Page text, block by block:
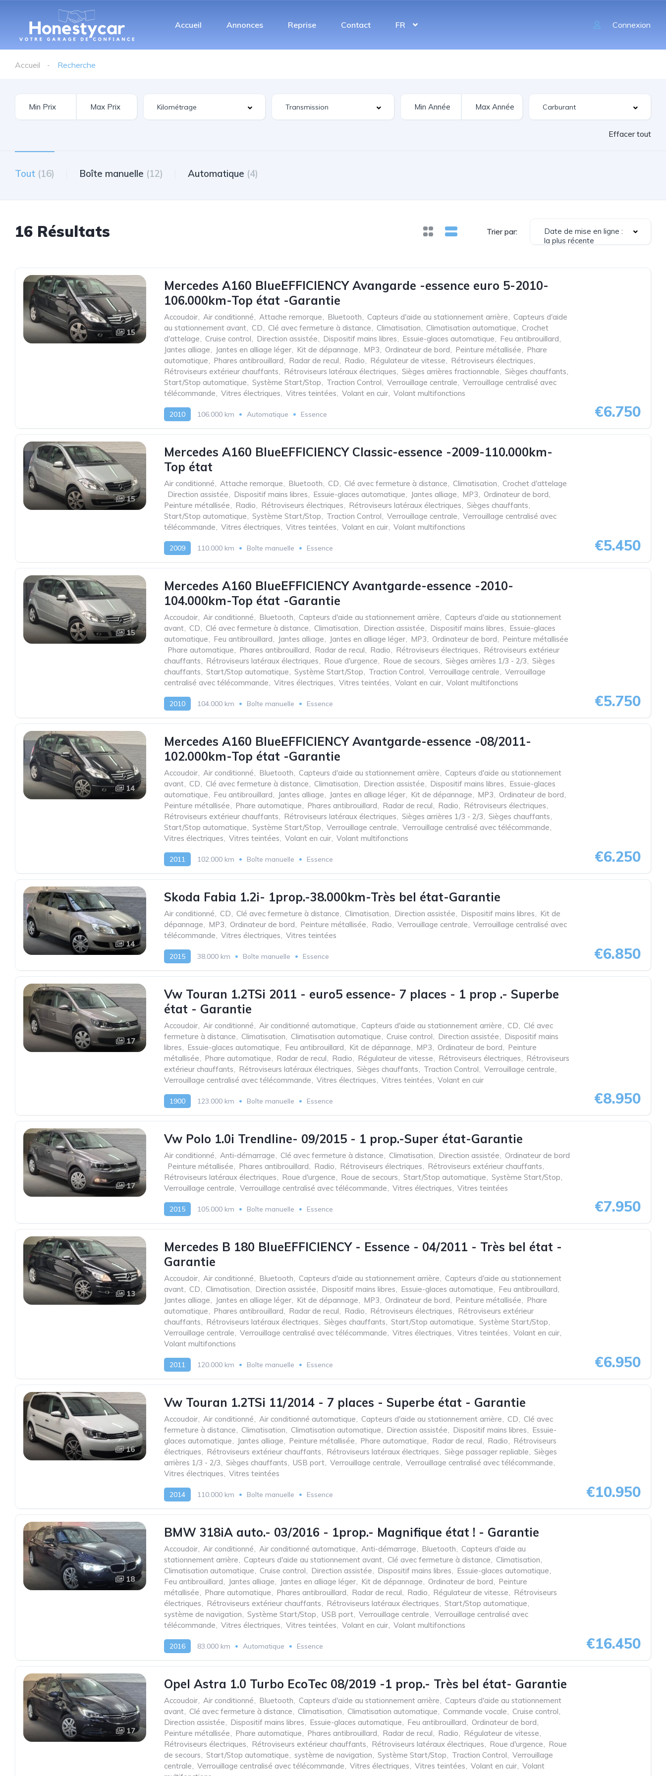
Accueil Annonces Reprise Contact FR Connexion
Accueil Recherche
Effacer tout
Tout (16) Boîte manuelle (12) Automatique (4)
16 Résultats Trier par:
Date de mise en ligne :
la plus récente
15
Mercedes A160 BlueEFFICIENCY Avangarde -essence euro 5-2010-
106.000km-Top état -Garantie
Accoudoir, Air conditionné, Attache remorque, Bluetooth, Capteurs d'aide au stationnement arrière, Capteurs d'aide
au stationnement avant, CD, Clé avec fermeture à distance, Climatisation, Climatisation automatique, Crochet
d'attelage, Cruise control, Direction assistée, Dispositif mains libres, Essuie-glaces automatique, Feu antibrouillard,
Jantes alliage, Jantes en alliage léger, Kit de dépannage, MP3, Ordinateur de bord, Peinture métallisée, Phare
automatique, Phares antibrouillard, Radar de recul, Radio, Régulateur de vitesse, Rétroviseurs électriques,
Rétroviseurs extérieur chauffants, Rétroviseurs latéraux électriques, Sièges arrières fractionnable, Sièges chauffants,
Start/Stop automatique, Système Start/Stop, Traction Control, Verrouillage centrale, Verrouillage centralisé avec
télécommande, Vitres électriques, Vitres teintées, Volant en cuir, Volant multifonctions
2010 106.000 km Automatique Essence €6.750
15
Mercedes A160 BlueEFFICIENCY Classic-essence -2009-110.000km-
Top état
Air conditionné, Attache remorque, Bluetooth, CD, Clé avec fermeture à distance, Climatisation, Crochet d'attelage
Direction assistée, Dispositif mains libres, Essuie-glaces automatique, Jantes alliage, MP3, Ordinateur de bord,
Peinture métallisée, Radio, Rétroviseurs électriques, Rétroviseurs latéraux électriques, Sièges chauffants,
Start/Stop automatique, Système Start/Stop, Traction Control, Verrouillage centrale, Verrouillage centralisé avec
télécommande, Vitres électriques, Vitres teintées, Volant en cuir, Volant multifonctions
2009 110.000 km Boîte manuelle Essence €5.450
15
Mercedes A160 BlueEFFICIENCY Avantgarde-essence -2010-
104.000km-Top état -Garantie
Accoudoir, Air conditionné, Bluetooth, Capteurs d'aide au stationnement arrière, Capteurs d'aide au stationnement
avant, CD, Clé avec fermeture à distance, Climatisation, Direction assistée, Dispositif mains libres, Essuie-glaces
automatique, Feu antibrouillard, Jantes alliage, Jantes en alliage léger, MP3, Ordinateur de bord, Peinture métallisée
Phare automatique, Phares antibrouillard, Radar de recul, Radio, Rétroviseurs électriques, Rétroviseurs extérieur
chauffants, Rétroviseurs latéraux électriques, Roue d'urgence, Roue de secours, Sièges arrières 1/3 - 2/3, Sièges
chauffants, Start/Stop automatique, Système Start/Stop, Traction Control, Verrouillage centrale, Verrouillage
centralisé avec télécommande, Vitres électriques, Vitres teintées, Volant en cuir, Volant multifonctions
2010 104.000 km Boîte manuelle Essence €5.750
14
Mercedes A160 BlueEFFICIENCY Avantgarde-essence -08/2011-
102.000km-Top état -Garantie
Accoudoir, Air conditionné, Bluetooth, Capteurs d'aide au stationnement arrière, Capteurs d'aide au stationnement
avant, CD, Clé avec fermeture à distance, Climatisation, Direction assistée, Dispositif mains libres, Essuie-glaces
automatique, Feu antibrouillard, Jantes alliage, Jantes en alliage léger, Kit de dépannage, MP3, Ordinateur de bord,
Peinture métallisée, Phare automatique, Phares antibrouillard, Radar de recul, Radio, Rétroviseurs électriques,
Rétroviseurs extérieur chauffants, Rétroviseurs latéraux électriques, Sièges arrières 1/3 - 2/3, Sièges chauffants,
Start/Stop automatique, Système Start/Stop, Verrouillage centrale, Verrouillage centralisé avec télécommande,
Vitres électriques, Vitres teintées, Volant en cuir, Volant multifonctions
2011 102.000 km Boîte manuelle Essence €6.250
14
Skoda Fabia 1.2i- 1prop.-38.000km-Très bel état-Garantie
Air conditionné, CD, Clé avec fermeture à distance, Climatisation, Direction assistée, Dispositif mains libres, Kit de
dépannage, MP3, Ordinateur de bord, Peinture métallisée, Radio, Verrouillage centrale, Verrouillage centralisé avec
télécommande, Vitres électriques, Vitres teintées
2015 38.000 km Boîte manuelle Essence €6.850
17
Vw Touran 1.2TSi 2011 - euro5 essence- 7 places - 1 prop .- Superbe
état - Garantie
Accoudoir, Air conditionné, Air conditionné automatique, Capteurs d'aide au stationnement arrière, CD, Clé avec
fermeture à distance, Climatisation, Climatisation automatique, Cruise control, Direction assistée, Dispositif mains
libres, Essuie-glaces automatique, Feu antibrouillard, Kit de dépannage, MP3, Ordinateur de bord, Peinture
métallisée, Phare automatique, Radar de recul, Radio, Régulateur de vitesse, Rétroviseurs électriques, Rétroviseurs
extérieur chauffants, Rétroviseurs latéraux électriques, Sièges chauffants, Traction Control, Verrouillage centrale,
Verrouillage centralisé avec télécommande, Vitres électriques, Vitres teintées, Volant en cuir
1900 123.000 km Boîte manuelle Essence €8.950
17
Vw Polo 1.0i Trendline- 09/2015 - 1 prop.-Super état-Garantie
Air conditionné, Anti-démarrage, Clé avec fermeture à distance, Climatisation, Direction assistée, Ordinateur de bord
Peinture métallisée, Phares antibrouillard, Radio, Rétroviseurs électriques, Rétroviseurs extérieur chauffants,
Rétroviseurs latéraux électriques, Roue d'urgence, Roue de secours, Start/Stop automatique, Système Start/Stop,
Verrouillage centrale, Verrouillage centralisé avec télécommande, Vitres électriques, Vitres teintées
2015 105.000 km Boîte manuelle Essence €7.950
13
Mercedes B 180 BlueEFFICIENCY - Essence - 04/2011 - Très bel état -
Garantie
Accoudoir, Air conditionné, Bluetooth, Capteurs d'aide au stationnement arrière, Capteurs d'aide au stationnement
avant, CD, Climatisation, Direction assistée, Dispositif mains libres, Essuie-glaces automatique, Feu antibrouillard,
Jantes alliage, Jantes en alliage léger, Kit de dépannage, MP3, Ordinateur de bord, Peinture métallisée, Phare
automatique, Phares antibrouillard, Radar de recul, Radio, Rétroviseurs électriques, Rétroviseurs extérieur
chauffants, Rétroviseurs latéraux électriques, Sièges chauffants, Start/Stop automatique, Système Start/Stop,
Verrouillage centrale, Verrouillage centralisé avec télécommande, Vitres électriques, Vitres teintées, Volant en cuir,
Volant multifonctions
2011 120.000 km Boîte manuelle Essence €6.950
16
Vw Touran 1.2TSi 11/2014 - 7 places - Superbe état - Garantie
Accoudoir, Air conditionné, Air conditionné automatique, Capteurs d'aide au stationnement arrière, CD, Clé avec
fermeture à distance, Climatisation, Climatisation automatique, Direction assistée, Dispositif mains libres, Essuie-
glaces automatique, Jantes alliage, Peinture métallisée, Phare automatique, Radar de recul, Radio, Rétroviseurs
électriques, Rétroviseurs extérieur chauffants, Rétroviseurs latéraux électriques, Siège passager repliable, Sièges
arrières 1/3 - 2/3, Sièges chauffants, USB port, Verrouillage centrale, Verrouillage centralisé avec télécommande,
Vitres électriques, Vitres teintées
2014 110.000 km Boîte manuelle Essence €10.950
18
BMW 318iA auto.- 03/2016 - 1prop.- Magnifique état ! - Garantie
Accoudoir, Air conditionné, Air conditionné automatique, Anti-démarrage, Bluetooth, Capteurs d'aide au
stationnement arrière, Capteurs d'aide au stationnement avant, Clé avec fermeture à distance, Climatisation,
Climatisation automatique, Cruise control, Direction assistée, Dispositif mains libres, Essuie-glaces automatique,
Feu antibrouillard, Jantes alliage, Jantes en alliage léger, Kit de dépannage, Ordinateur de bord, Peinture
métallisée, Phare automatique, Phares antibrouillard, Radar de recul, Radio, Régulateur de vitesse, Rétroviseurs
électriques, Rétroviseurs extérieur chauffants, Rétroviseurs latéraux électriques, Start/Stop automatique,
système de navigation, Système Start/Stop, USB port, Verrouillage centrale, Verrouillage centralisé avec
télécommande, Vitres électriques, Vitres teintées, Volant en cuir, Volant multifonctions
2016 83.000 km Automatique Essence €16.450
17
Opel Astra 1.0 Turbo EcoTec 08/2019 -1 prop.- Très bel état- Garantie
Accoudoir, Air conditionné, Bluetooth, Capteurs d'aide au stationnement arrière, Capteurs d'aide au stationnement
avant, Clé avec fermeture à distance, Climatisation, Climatisation automatique, Commande vocale, Cruise control,
Direction assistée, Dispositif mains libres, Essuie-glaces automatique, Feu antibrouillard, Ordinateur de bord,
Peinture métallisée, Phare automatique, Phares antibrouillard, Radar de recul, Radio, Régulateur de vitesse,
Rétroviseurs électriques, Rétroviseurs extérieur chauffants, Rétroviseurs latéraux électriques, Roue d'urgence, Roue
de secours, Start/Stop automatique, système de navigation, Système Start/Stop, Traction Control, Verrouillage
centrale, Verrouillage centralisé avec télécommande, Vitres électriques, Vitres teintées, Volant en cuir, Volant